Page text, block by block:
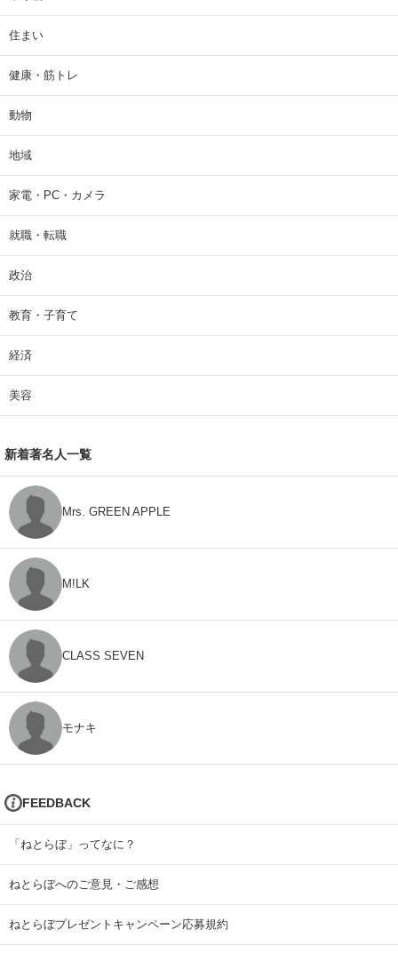
住まい
健康・筋トレ
動物
地域
家電・PC・カメラ
就職・転職
政治
教育・子育て
経済
美容
新着著名人一覧
Mrs. GREEN APPLE
M!LK
CLASS SEVEN
モナキ
FEEDBACK
「ねとらぼ」ってなに？
ねとらぼへのご意見・ご感想
ねとらぼプレゼントキャンペーン応募規約